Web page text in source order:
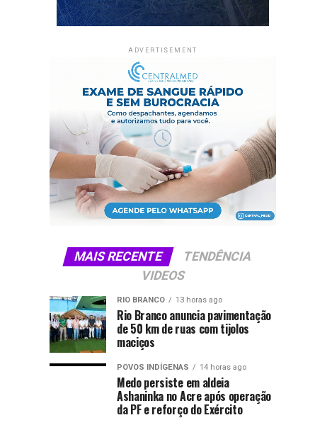
ADVERTISEMENT
MAIS RECENTE
TENDÊNCIA
VIDEOS
RIO BRANCO 13 horas ago
Rio Branco anuncia pavimentação
de 50 km de ruas com tijolos
maciços
POVOS INDÍGENAS 14 horas ago
Medo persiste em aldeia
Ashaninka no Acre após operação
da PF e reforço do Exército